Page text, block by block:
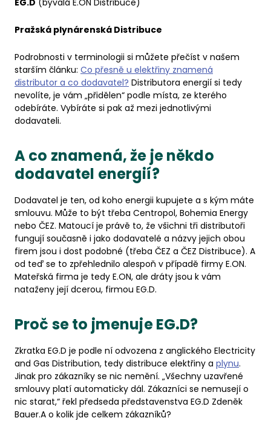
EG.D (bývalá E.ON Distribuce)
Pražská plynárenská Distribuce
Podrobnosti v terminologii si můžete přečíst v našem
starším článku: Co přesně u elektřiny znamená
distributor a co dodavatel? Distributora energií si tedy
nevolíte, je vám „přidělen“ podle místa, ze kterého
odebíráte. Vybíráte si pak až mezi jednotlivými
dodavateli.
A co znamená, že je někdo
dodavatel energií?
Dodavatel je ten, od koho energii kupujete a s kým máte
smlouvu. Může to být třeba Centropol, Bohemia Energy
nebo ČEZ. Matoucí je právě to, že všichni tři distributoři
fungují současně i jako dodavatelé a názvy jejich obou
firem jsou i dost podobné (třeba ČEZ a ČEZ Distribuce). A
od teď se to zpřehlednilo alespoň v případě firmy E.ON.
Mateřská firma je tedy E.ON, ale dráty jsou k vám
nataženy její dcerou, firmou EG.D.
Proč se to jmenuje EG.D?
Zkratka EG.D je podle ní odvozena z anglického Electricity
and Gas Distribution, tedy distribuce elektřiny a plynu.
Jinak pro zákazníky se nic nemění. „Všechny uzavřené
smlouvy platí automaticky dál. Zákazníci se nemusejí o
nic starat,“ řekl předseda představenstva EG.D Zdeněk
Bauer.A o kolik jde celkem zákazníků?